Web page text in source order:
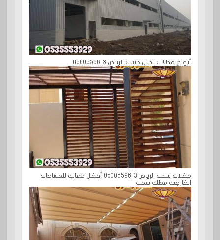
أنواع مظلات بديل خشب الرياض 0500559613
مظلات سحب الرياض 0500559613 أفضل حماية للمساحات
الخارجية مظلة سحب